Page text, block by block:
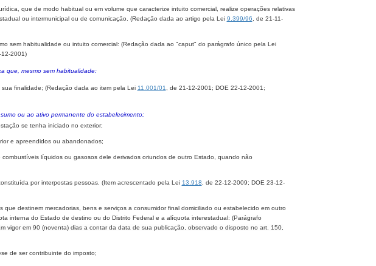
que de modo habitual ou em volume que caracterize intuito comercial, realize operações relativas
ou intermunicipal ou de comunicação. (Redação dada ao artigo pela Lei 9.399/96 , de 21-11-
sem habitualidade ou intuito comercial: (Redação dada ao "caput" do parágrafo único pela Lei
2001)
que, mesmo sem habitualidade:
finalidade; (Redação dada ao item pela Lei 11.001/01
, de 21-12-2001; DOE 22-12-2001;
ou ao ativo permanente do estabelecimento;
se tenha iniciado no exterior;
e apreendidos ou abandonados;
líquidos ou gasosos dele derivados oriundos de outro Estado, quando não
por interpostas pessoas. (Item acrescentado pela Lei 13.918 , de 22-12-2009; DOE 23-12-
destinem mercadorias, bens e serviços a consumidor final domiciliado ou estabelecido em outro
interna do Estado de destino ou do Distrito Federal e a alíquota interestadual: (Parágrafo
m vigor em 90 (noventa) dias a contar da data de sua publicação, observado o disposto no art. 150,
de ser contribuinte do imposto;